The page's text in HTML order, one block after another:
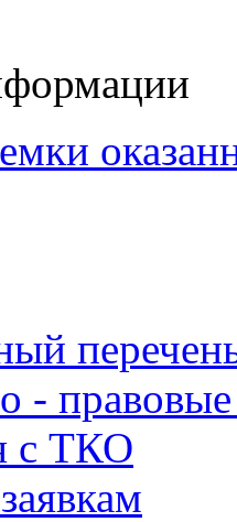
-
с ТКО